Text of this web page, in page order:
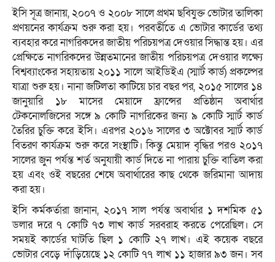
ইসি সূত্র জানায়, ২০০৭ ও ২০০৮ সালে প্রথম ছবিযুক্ত ভোটার তালিকা
প্রণয়নের কার্যক্রম শুরু করা হয়। পরবর্তীতে এ ভোটার কার্ডের তথ্য
ব্যবহার করে নাগরিকদের জাতীয় পরিচয়পত্র দেওয়ার সিদ্ধান্ত হয়। এর
প্রেক্ষিতে নাগরিকদের উন্নতমানের জাতীয় পরিচয়পত্র দেওয়ার লক্ষ্যে
বিশ্বব্যাংকের সহায়তায় ২০১১ সালে আইডিইএ (স্মার্ট কার্ড) প্রকল্পের
যাত্রা শুরু হয়। নানা জটিলতা কাটিয়ে চার বছর পর, ২০১৫ সালের ১৪
জানুয়ারি ১৮ মাসের মেয়াদে ফ্রান্সের প্রতিষ্ঠান অবার্থার
টেকনোলজিসের সঙ্গে ৯ কোটি নাগরিকের জন্য ৯ কোটি স্মার্ট কার্ড
তৈরির চুক্তি করে ইসি। এরপর ২০১৬ সালের ৩ অক্টোবর স্মার্ট কার্ড
বিতরণ কার্যক্রম শুরু করে সংস্থাটি। কিন্তু মেয়াদ বৃদ্ধির পরও ২০১৭
সালের জুন পর্যন্ত শর্ত অনুযায়ী কার্ড দিতে না পারায় চুক্তি বাতিল করা
হয় এবং ওই বছরের শেষে অবার্থারের কাছ থেকে জরিমানা আদায়
করা হয়।
ইসি কর্মকর্তারা জানান, ২০১৭ সাল পর্যন্ত অবার্থার ১ দশমিক ৫১
ডলার দরে ৭ কোটি ৭৩ লাখ কার্ড সরবরাহ করতে পেরেছিল। সে
সময়ই কার্ডের ঘাটতি ছিল ১ কোটি ২৭ লাখ। এই কয়েক বছরে
ভোটার বেড়ে দাঁড়িয়েছে ১২ কোটি ৭৭ লাখ ১১ হাজার ৯৩ জন। সব